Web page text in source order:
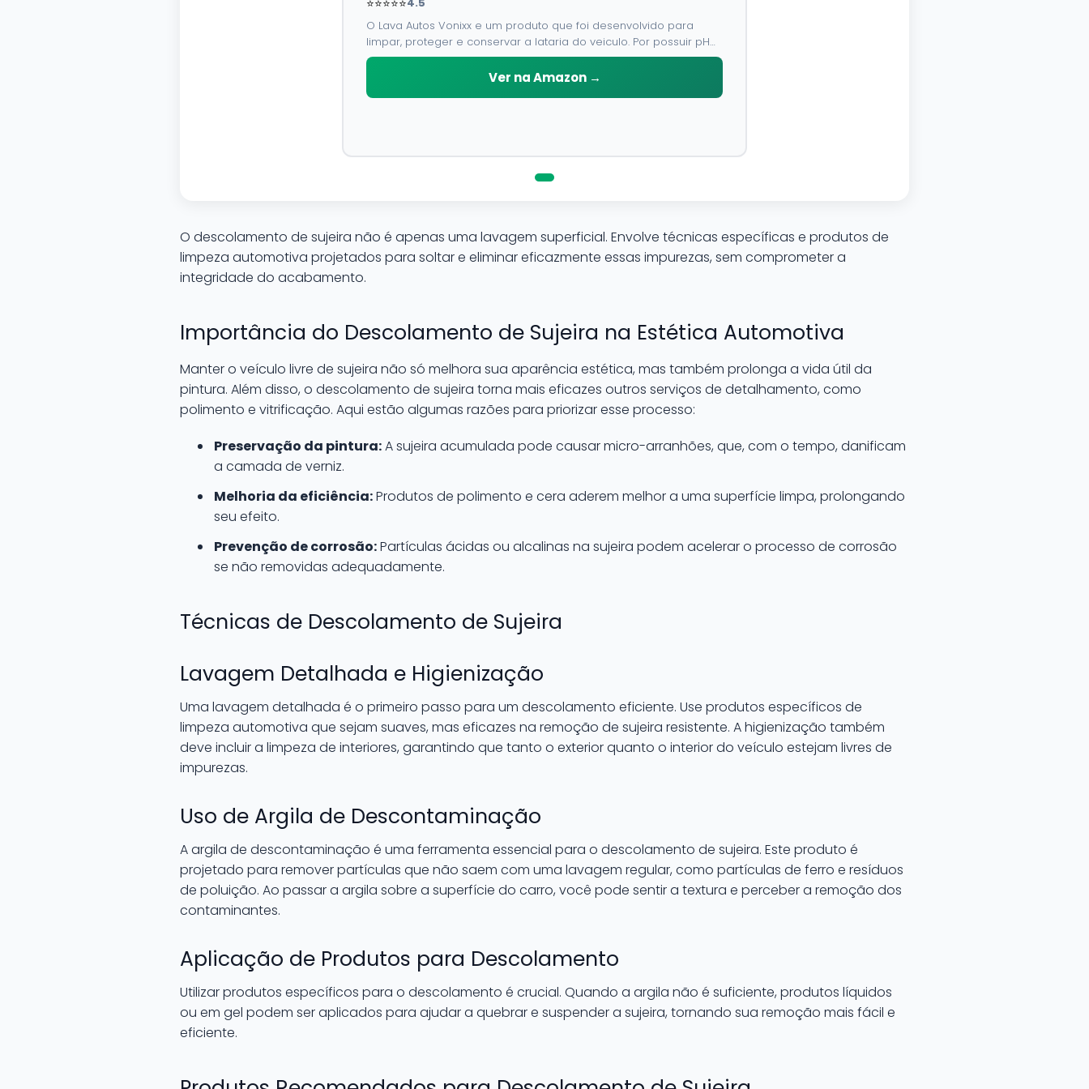
⭐⭐⭐⭐⭐
O Lava Autos Vonixx e um produto que foi desenvolvido para
limpar, proteger e conservar a lataria do veiculo. Por possuir pH
neutro, pode ser aplicado em qualquer superficie sem correr o
Ver na Amazon →
O descolamento de sujeira não é apenas uma lavagem superficial. Envolve técnicas específicas e produtos de
limpeza automotiva projetados para soltar e eliminar eficazmente essas impurezas, sem comprometer a
integridade do acabamento.
Importância do Descolamento de Sujeira na Estética Automotiva
Manter o veículo livre de sujeira não só melhora sua aparência estética, mas também prolonga a vida útil da
pintura. Além disso, o descolamento de sujeira torna mais eficazes outros serviços de detalhamento, como
polimento e vitrificação. Aqui estão algumas razões para priorizar esse processo:
Preservação da pintura:A sujeira acumulada pode causar micro-arranhões, que, com o tempo, danificam
a camada de verniz.
Melhoria da eficiência:Produtos de polimento e cera aderem melhor a uma superfície limpa, prolongando
seu efeito.
Prevenção de corrosão:Partículas ácidas ou alcalinas na sujeira podem acelerar o processo de corrosão
se não removidas adequadamente.
Técnicas de Descolamento de Sujeira
Lavagem Detalhada e Higienização
Uma lavagem detalhada é o primeiro passo para um descolamento eficiente. Use produtos específicos de
limpeza automotiva que sejam suaves, mas eficazes na remoção de sujeira resistente. A higienização também
deve incluir a limpeza de interiores, garantindo que tanto o exterior quanto o interior do veículo estejam livres de
impurezas.
Uso de Argila de Descontaminação
A argila de descontaminação é uma ferramenta essencial para o descolamento de sujeira. Este produto é
projetado para remover partículas que não saem com uma lavagem regular, como partículas de ferro e resíduos
de poluição. Ao passar a argila sobre a superfície do carro, você pode sentir a textura e perceber a remoção dos
contaminantes.
Aplicação de Produtos para Descolamento
Utilizar produtos específicos para o descolamento é crucial. Quando a argila não é suficiente, produtos líquidos
ou em gel podem ser aplicados para ajudar a quebrar e suspender a sujeira, tornando sua remoção mais fácil e
eficiente.